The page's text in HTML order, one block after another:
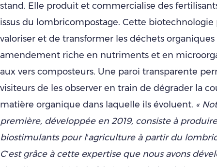
stand. Elle produit et commercialise des
issus du lombricompostage. Cette
valoriser et de transformer les déchets organiques
amendement riche en nutriments et en
aux vers composteurs. Une paroi transparente
visiteurs de les observer en train de dégrader la
matière organique dans laquelle ils évoluent. «
première, développée en 2019, consiste à
biostimulants pour l’agriculture à partir du
C’est grâce à cette expertise que nous avons